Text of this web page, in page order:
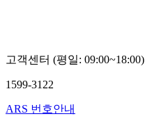
고객센터 (평일: 09:00~18:00)
1599-3122
ARS 번호안내